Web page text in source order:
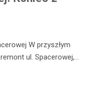
W przyszłym
ul. Spacerowej,…